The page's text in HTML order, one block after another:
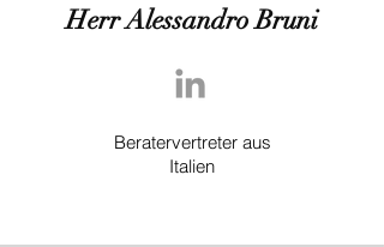
Herr Alessandro Bruni
Beratervertreter aus
Italien